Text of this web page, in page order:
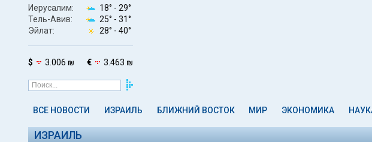
Иерусалим: 18° - 29°
Тель-Авив:
25° - 31°
Эйлат:
28° - 40°
$ 3.006 ₪ € 3.463 ₪
ВСЕ НОВОСТИ ИЗРАИЛЬ БЛИЖНИЙ ВОСТОК МИР ЭКОНОМИКА
ИЗРАИЛЬ